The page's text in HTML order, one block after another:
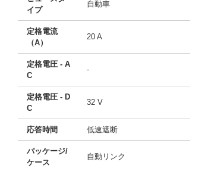
イプ
自動車
定格電流
（A）
20 A
定格電圧 - A
C
-
定格電圧 - D
C
32 V
応答時間 低速遮断
パッケージ/
ケース
自動リンク